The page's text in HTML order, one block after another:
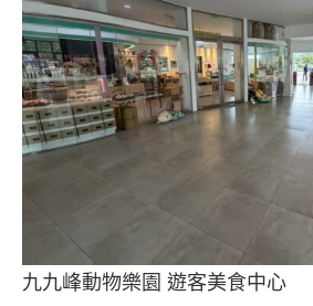
九九峰動物樂園 遊客美食中心